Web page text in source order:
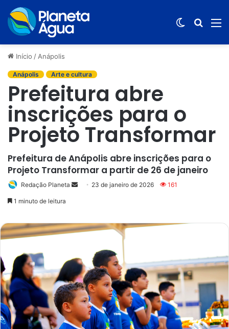
Switch
Início /Anápolis
Anápolis Arte e cultura
Prefeitura abre
inscrições para o
Projeto Transformar
Prefeitura de Anápolis abre inscrições para o
Projeto Transformar a partir de 26 de janeiro
Redação Planeta
Mande
mail
23 de janeiro de 2026 161
1 minuto de leitura